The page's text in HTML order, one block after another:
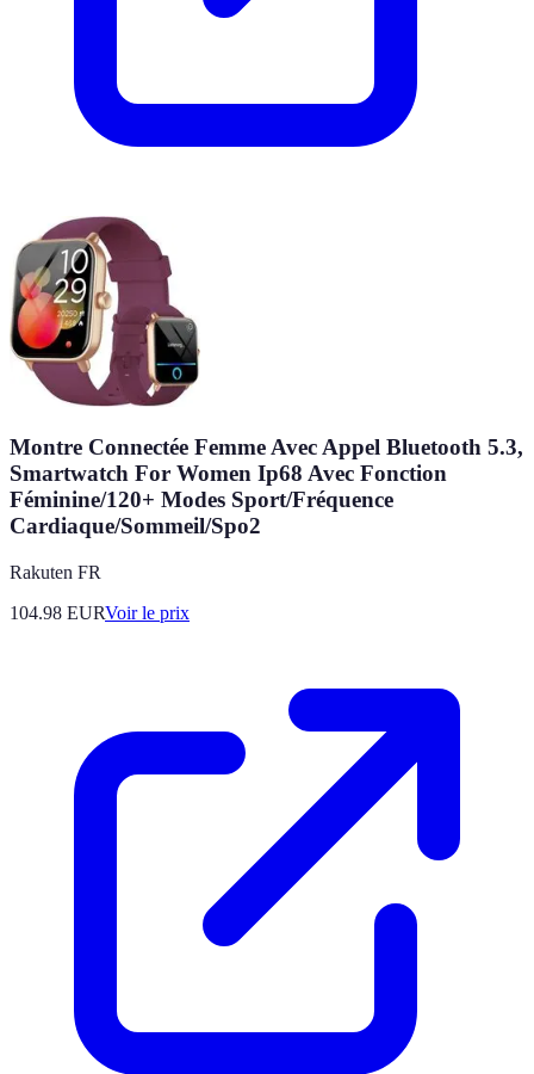
Montre Connectée Femme Avec Appel Bluetooth 5.3,
Smartwatch For Women Ip68 Avec Fonction
Féminine/120+ Modes Sport/Fréquence
Cardiaque/Sommeil/Spo2
Rakuten FR
104.98 EURVoir le prix